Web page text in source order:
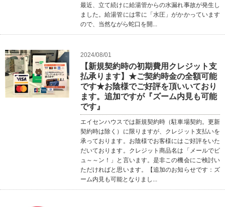
最近、立て続けに給湯管からの水漏れ事故が発生し
ました。給湯管には常に「水圧」がかかっています
ので、当然ながら蛇口を開...
2024/08/01
【新規契約時の初期費用クレジット支
払承ります】★ご契約時金の全額可能
です★お陰様でご好評を頂いいており
ます。追加ですが『ズーム内見も可能
です』
エイセンハウスでは新規契約時（駐車場契約。更新
契約時は除く）に限りますが、クレジット支払いを
承っております。お陰様でお客様にはご好評をいた
だいております。クレジット商品名は「メールでビ
ュ～～ン！」と言います。是非この機会にご検討い
ただければと思います。【追加のお知らせです：ズ
ーム内見も可能となりまし...